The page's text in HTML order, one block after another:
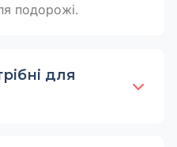
подорожі.
для